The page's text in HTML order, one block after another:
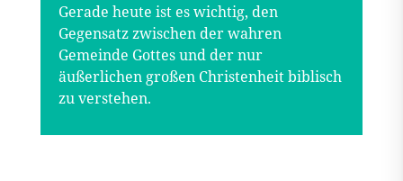
Gerade heute ist es wichtig, den
Gegensatz zwischen der wahren
Gemeinde Gottes und der nur
äußerlichen großen Christenheit biblisch
zu verstehen.